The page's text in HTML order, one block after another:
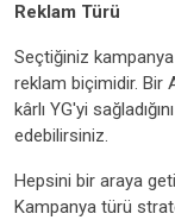
Reklam Türü
Seçtiğiniz
reklam biçimidir. Bir
kârlı YG'yi
edebilirsiniz.
Hepsini bir araya
Kampanya türü